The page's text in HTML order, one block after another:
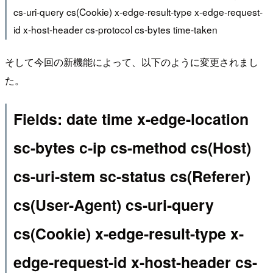
cs-uri-query cs(Cookie) x-edge-result-type x-edge-request-
id x-host-header cs-protocol cs-bytes time-taken
そして今回の新機能によって、以下のように変更されまし
た。
Fields: date time x-edge-location
sc-bytes c-ip cs-method cs(Host)
cs-uri-stem sc-status cs(Referer)
cs(User-Agent) cs-uri-query
cs(Cookie) x-edge-result-type x-
edge-request-id x-host-header cs-